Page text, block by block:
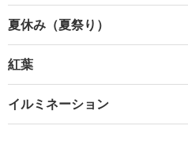
夏休み（夏祭り）
紅葉
イルミネーション